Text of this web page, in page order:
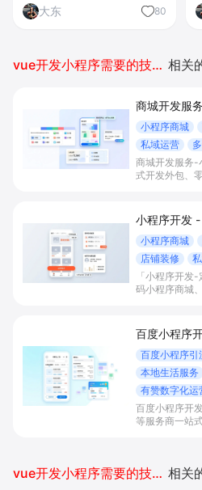
大东
80
vue开发小程序需要的技术学习 相关
商城开发服
小程序商城
私域运营
商城开发服务-
式开发外包、
实现低成本获
小程序开发
小程序商城
店铺装修
「小程序开发
码小程序商城
私域运营场景
增长。
百度小程序
百度小程序引
本地生活服务
有赞数字化运
百度小程序开
等服务商一站
vue开发小程序需要的技术学习 相关